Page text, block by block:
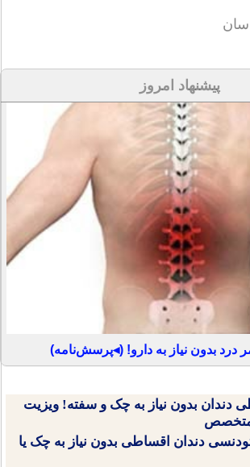
پیشنهاد امروز
درد بدون نیاز به دارو! (◂پرسش‌نامه)
دندان بدون نیاز به چک و سفته! ویزیت
متخصص
دندان اقساطی بدون نیاز به چک یا